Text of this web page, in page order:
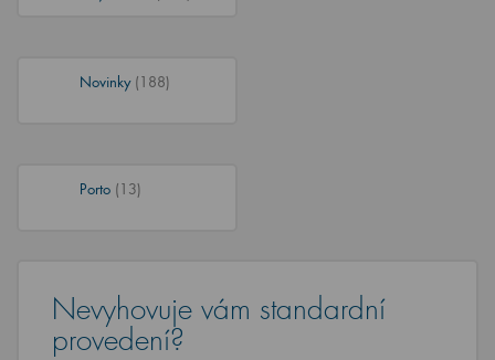
Novinky (188)
Porto (13)
Nevyhovuje vám standardní
provedení?